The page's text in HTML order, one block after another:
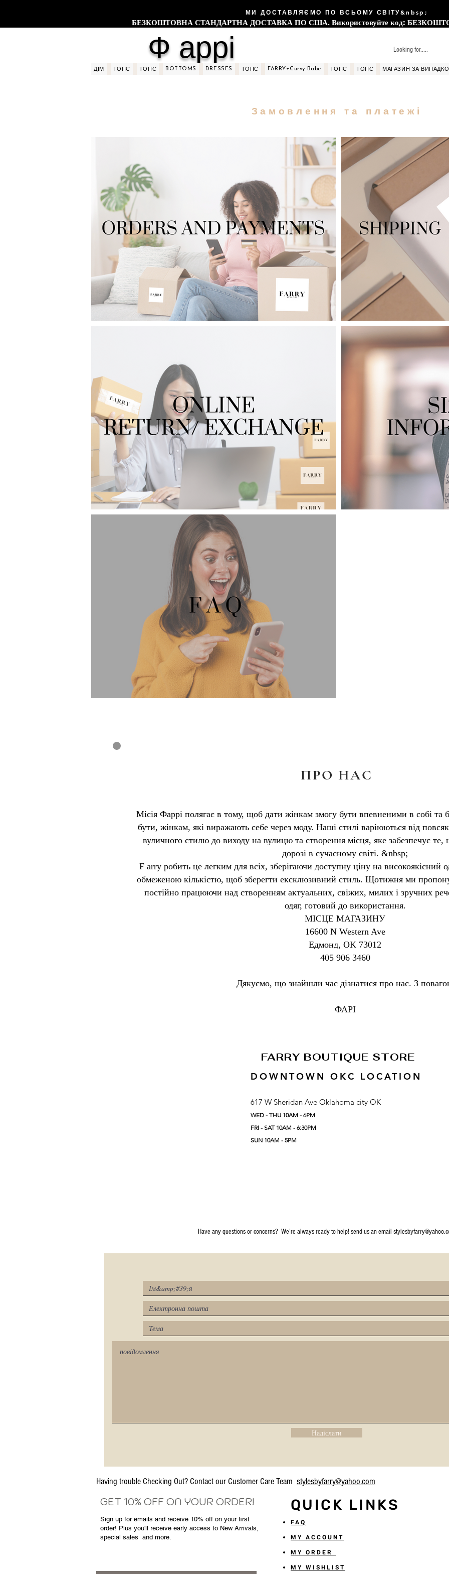
МИ ДОСТАВЛЯЄМО ПО ВСЬОМУ СВІТУ&nbsp;
БЕЗКОШТОВНА СТАНДАРТНА ДОСТАВКА ПО США. Використовуйте код:
Ф аррі
ДІМ ТОПС ТОПС BOTTOMS DRESSES ТОПС FARRY+Curvy Babe ТОПС ТОПС МАГАЗИН ЗА
Замовлення та платежі
ПРО НАС
Місія Фаррі полягає в тому, щоб дати жінкам змогу бути впевненими в собі
бути, жінкам, які виражають себе через моду. Наші стилі варіюються від
вуличного стилю до виходу на вулицю та створення місця, яке забезпечує
дорозі в сучасному світі. &nbsp;
F arry робить це легким для всіх, зберігаючи доступну ціну на високоякісний
обмеженою кількістю, щоб зберегти ексклюзивний стиль. Щотижня ми
постійно працюючи над створенням актуальних, свіжих, милих і зручних
одяг, готовий до використання.
МІСЦЕ МАГАЗИНУ
16600 N Western Ave
Едмонд, OK 73012
405 906 3460
Дякуємо, що знайшли час дізнатися про нас. З
ФАРІ
FARRY BOUTIQUE STORE
DOWNTOWN OKC LOCATION
617 W Sheridan Ave Oklahoma city OK
WED - THU 10AM - 6PM
FRI - SAT 10AM - 6:30PM
SUN 10AM - 5PM
Have any questions or concerns? We’re always ready to help! send us an email
Надіслати
Having trouble Checking Out? Contact our Customer Care Team stylesbyfarry@yahoo.com
GET 10% OFF ON YOUR ORDER! QUICK LINKS
Sign up for emails and receive 10% off on your first
order! Plus you'll receive early access to New Arrivals,
special sales and more.
FAQ
MY ACCOUNT
MY ORDER
MY WISHLIST